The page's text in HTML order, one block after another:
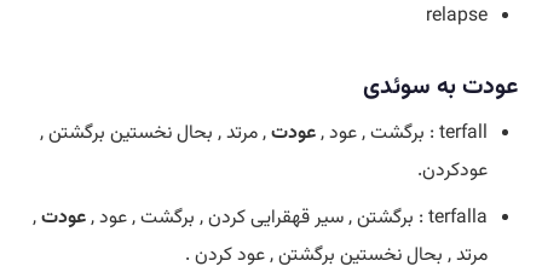
relapse
عودت به سوئدی
terfall : برگشت , عود , عودت, مرتد , بحال نخستین برگشتن ,
عودکردن.
terfalla : برگشتن , سیر قهقرایی کردن , برگشت , عود ,
عودت,
مرتد , بحال نخستین برگشتن , عود کردن .